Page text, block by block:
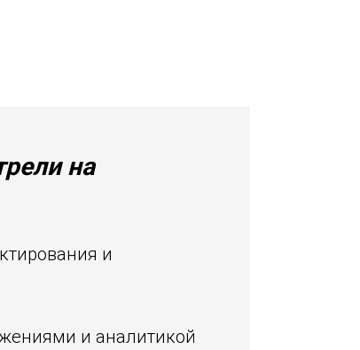
на
и
и аналитикой